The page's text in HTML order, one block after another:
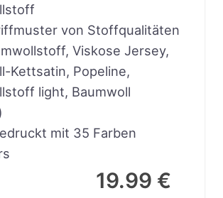
von Stoffqualitäten
Viskose Jersey,
Kettsatin, Popeline,
light, Baumwoll
mit 35 Farben
19.99 €